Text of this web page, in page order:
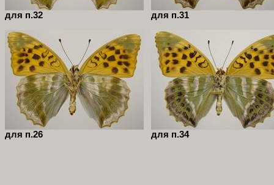
для п.32 для п.31
для п.26 для п.34